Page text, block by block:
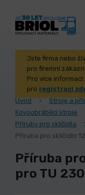
Jste firma nebo
pro firemní
Pro více informací
pro registraci
Úvod
Stroje a
Kovoobráběcí stroje
Příruby pro sklíčidla
Příruba pro sklíčidlo
Příruba
pro TU